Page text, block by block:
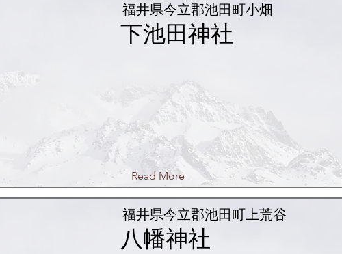
福井県今立郡池田町小畑
下池田神社
Read More
福井県今立郡池田町上荒谷
八幡神社